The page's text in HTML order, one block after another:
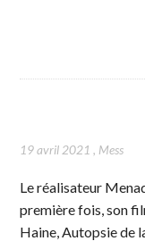
19 avril 2021 , Mess
Le réalisateur
première fois, son
Haine, Autopsie de